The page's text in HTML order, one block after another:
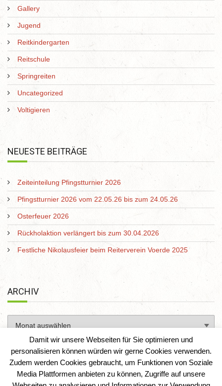
Gallery
Jugend
Reitkindergarten
Reitschule
Springreiten
Uncategorized
Voltigieren
NEUESTE BEITRÄGE
Zeiteinteilung Pfingstturnier 2026
Pfingstturnier 2026 vom 22.05.26 bis zum 24.05.26
Osterfeuer 2026
Rückholaktion verlängert bis zum 30.04.2026
Festliche Nikolausfeier beim Reiterverein Voerde 2025
ARCHIV
Damit wir unsere Webseiten für Sie optimieren und
personalisieren können würden wir gerne Cookies verwenden.
Zudem werden Cookies gebraucht, um Funktionen von Soziale
Media Plattformen anbieten zu können, Zugriffe auf unsere